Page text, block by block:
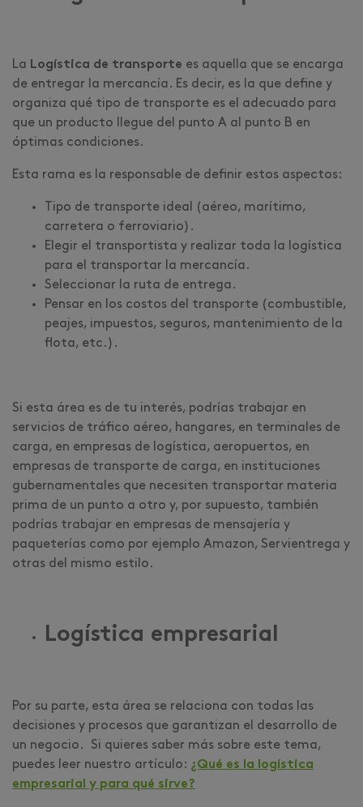
La Logística de transporte es aquella que se encarga
de entregar la mercancía. Es decir, es la que define y
organiza qué tipo de transporte es el adecuado para
que un producto llegue del punto A al punto B en
óptimas condiciones.
Esta rama es la responsable de definir estos aspectos:
Tipo de transporte ideal (aéreo, marítimo,
carretera o ferroviario).
Elegir el transportista y realizar toda la logística
para el transportar la mercancía.
Seleccionar la ruta de entrega.
Pensar en los costos del transporte (combustible,
peajes, impuestos, seguros, mantenimiento de la
flota, etc.).
Si esta área es de tu interés, podrías trabajar en
servicios de tráfico aéreo, hangares, en terminales de
carga, en empresas de logística, aeropuertos, en
empresas de transporte de carga, en instituciones
gubernamentales que necesiten transportar materia
prima de un punto a otro y, por supuesto, también
podrías trabajar en empresas de mensajería y
paqueterías como por ejemplo Amazon, Servientrega y
otras del mismo estilo.
Logística empresarial
Por su parte, esta área se relaciona con todas las
decisiones y procesos que garantizan el desarrollo de
un negocio. Si quieres saber más sobre este tema,
puedes leer nuestro artículo: ¿Qué es la logística
empresarial y para qué sirve?